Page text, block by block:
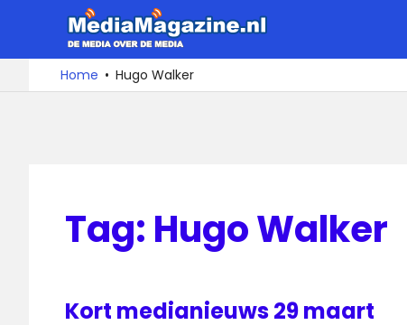
de
De
media
over
Home Hugo Walker
Tag: Hugo Walker
Kort medianieuws 29 maart